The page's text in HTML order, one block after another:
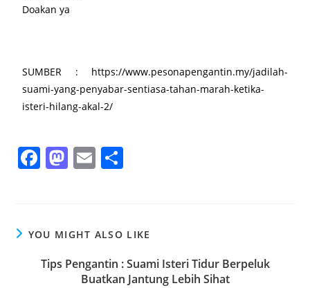
Doakan ya
SUMBER : https://www.pesonapengantin.my/jadilah-
suami-yang-penyabar-sentiasa-tahan-marah-ketika-
isteri-hilang-akal-2/
F
e
b
o
M
o
d
o
E
l e
YOU MIGHT ALSO LIKE
Tips Pengantin : Suami Isteri Tidur Berpeluk
Buatkan Jantung Lebih Sihat